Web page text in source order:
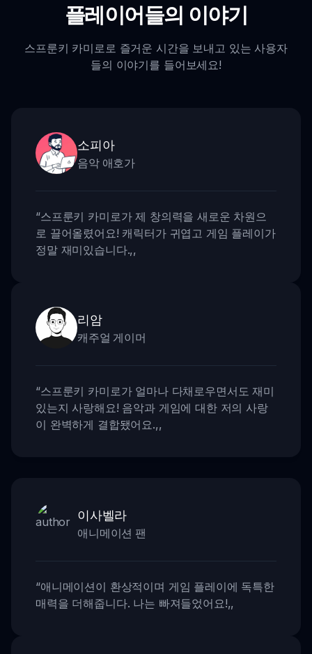
플레이어들의 이야기
스프룬키 카미로로 즐거운 시간을 보내고 있는 사용자
들의 이야기를 들어보세요!
소피아
음악 애호가
“스프룬키 카미로가 제 창의력을 새로운 차원으
로 끌어올렸어요! 캐릭터가 귀엽고 게임 플레이가
정말 재미있습니다.,,
리암
캐주얼 게이머
“스프룬키 카미로가 얼마나 다채로우면서도 재미
있는지 사랑해요! 음악과 게임에 대한 저의 사랑
이 완벽하게 결합됐어요.,,
이사벨라
애니메이션 팬
“애니메이션이 환상적이며 게임 플레이에 독특한
매력을 더해줍니다. 나는 빠져들었어요!,,